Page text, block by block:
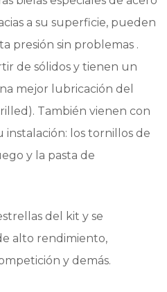
a su superficie, pueden
presión sin problemas .
de sólidos y tienen un
mejor lubricación del
También vienen con
instalación: los tornillos de
y la pasta de
del kit y se
alto rendimiento,
y demás.